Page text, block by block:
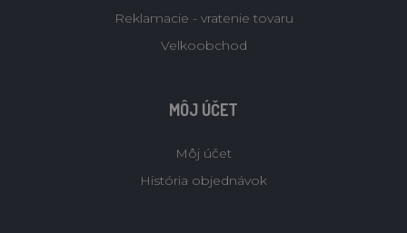
Reklamacie - vratenie tovaru
Velkoobchod
MÔJ ÚČET
Môj účet
História objednávok